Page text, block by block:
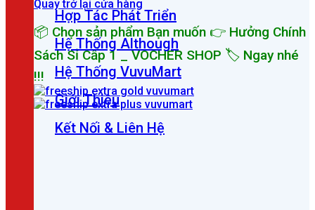
Quay trở lại cửa hàng
📦 Chọn sản phẩm Bạn muốn 👉 Hưởng Chính
Sách Sỉ Cấp 1 _ VOCHER SHOP 🏷 Ngay nhé
!!!
Hợp Tác Phát Triển
Hệ Thống Although
Hệ Thống VuvuMart
Giới Thiệu
Kết Nối & Liên Hệ